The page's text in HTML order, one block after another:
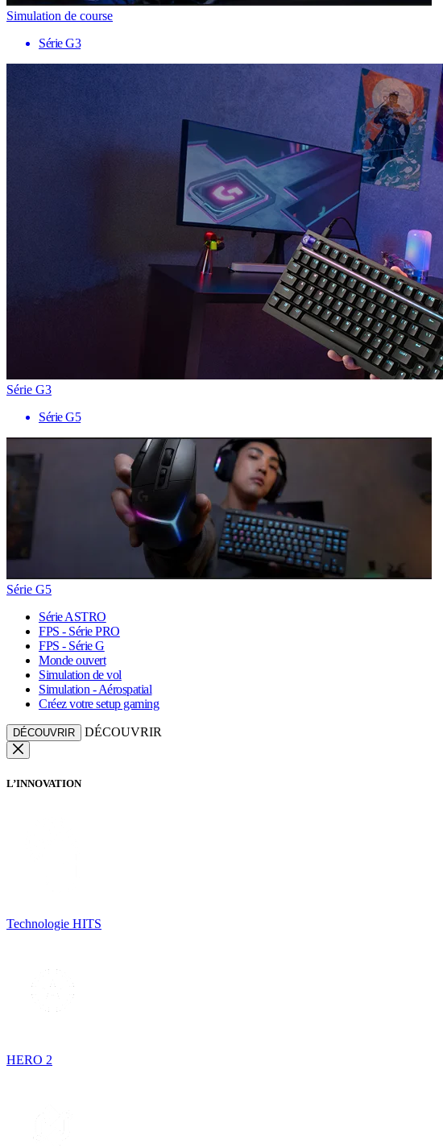
Simulation de course
Série G3
Série G3
Série G5
Série G5
Série ASTRO
FPS - Série PRO
FPS - Série G
Monde ouvert
Simulation de vol
Simulation - Aérospatial
Créez votre setup gaming
DÉCOUVRIR DÉCOUVRIR
L’INNOVATION
Technologie HITS
HERO 2